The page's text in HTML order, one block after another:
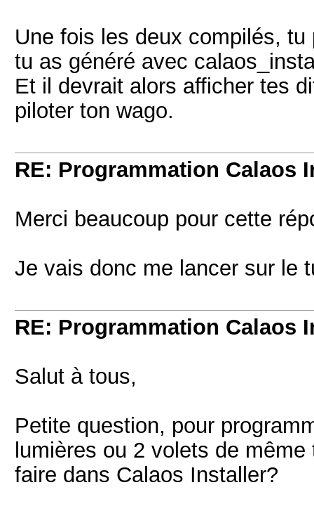
Une fois les deux compilés,
tu as généré avec
Et il devrait alors afficher tes
piloter ton wago.
RE: Programmation Calaos
Merci beaucoup pour cette
Je vais donc me lancer sur le
RE: Programmation Calaos
Salut à tous,
Petite question, pour
lumières ou 2 volets de
faire dans Calaos Installer?